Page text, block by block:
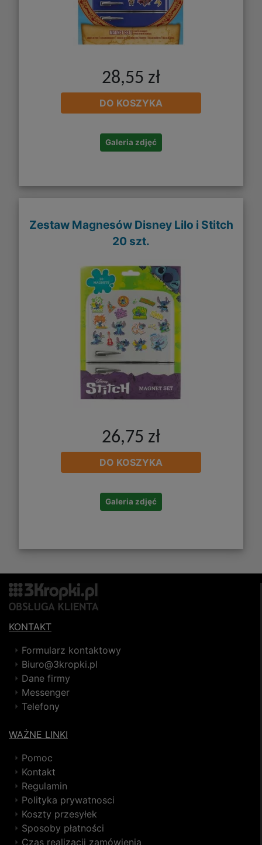
28,55 zł
DO KOSZYKA
Galeria zdjęć
Zestaw Magnesów Disney Lilo i Stitch
20 szt.
26,75 zł
DO KOSZYKA
Galeria zdjęć
KONTAKT
Formularz kontaktowy
Biuro@3kropki.pl
Dane firmy
Messenger
Telefony
WAŻNE LINKI
Pomoc
Kontakt
Regulamin
Polityka prywatnosci
Koszty przesyłek
Sposoby płatności
Czas realizacji zamówienia